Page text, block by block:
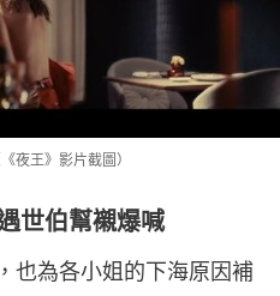
夜王》影片截圖）
世伯幫襯爆喊
也為各小姐的下海原因補